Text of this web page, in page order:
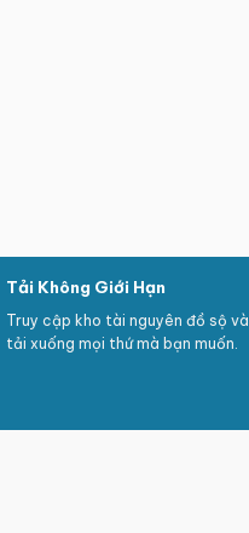
Tải Không Giới Hạn
Truy cập kho tài nguyên đồ sộ và
tải xuống mọi thứ mà bạn muốn.